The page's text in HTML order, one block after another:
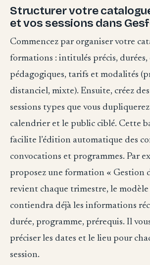
Structurer votre
et vos sessions dans
Commencez par organiser votre
formations : intitulés précis, durées,
pédagogiques, tarifs et modalités
distanciel, mixte). Ensuite, créez
sessions types que vous
calendrier et le public ciblé. Cette
facilite l’édition automatique des
convocations et programmes. Par
proposez une formation « Gestion
revient chaque trimestre, le modèle
contiendra déjà les informations
durée, programme, prérequis. Il
préciser les dates et le lieu pour
session.